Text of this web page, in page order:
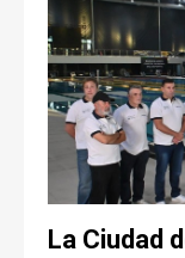
La Ciudad